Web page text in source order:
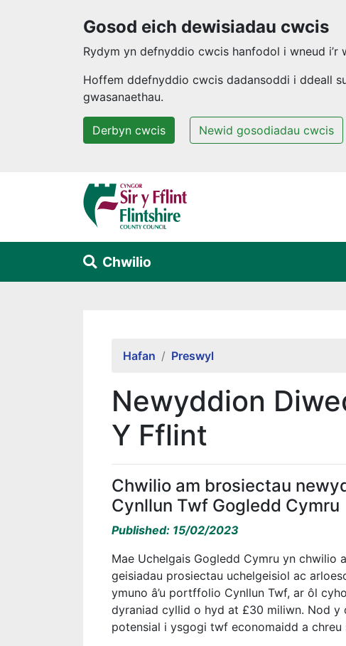
Gosod eich dewisiadau cwcis
Rydym yn defnyddio cwcis hanfodol i wneud i’r
Hoffem ddefnyddio cwcis dadansoddi i ddeall
gwasanaethau.
Derbyn cwcis Newid gosodiadau cwcis
Neidio i'r prif gynnwys
Chwilio
Hafan Preswyl
Newyddion
Y Fflint
Chwilio am brosiectau
Cynllun Twf Gogledd Cymru
Published: 15/02/2023
Mae Uchelgais Gogledd Cymru yn chwilio
geisiadau prosiectau uchelgeisiol ac
ymuno â’u portffolio Cynllun Twf, ar ôl
dyraniad cyllid o hyd at £30 miliwn. Nod
potensial i ysgogi twf economaidd a